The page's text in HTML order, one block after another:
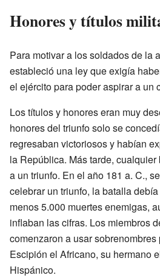
Honores y títulos
Para motivar a los soldados de la
estableció una ley que exigía
el ejército para poder aspirar a un
Los títulos y honores eran muy
honores del triunfo solo se
regresaban victoriosos y habían
la República. Más tarde,
a un triunfo. En el año 181 a. C.,
celebrar un triunfo, la batalla
menos 5.000 muertes enemigas,
inflaban las cifras. Los miembros
comenzaron a usar
Escipión el Africano, su hermano
Hispánico.